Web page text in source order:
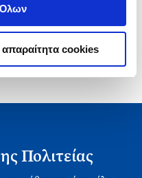
cookies
Πολιτείας